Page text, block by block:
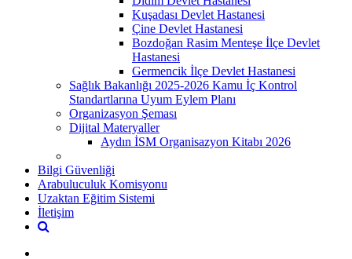
Kuşadası Devlet Hastanesi
Çine Devlet Hastanesi
Bozdoğan Rasim Menteşe İlçe Devlet
Hastanesi
Germencik İlçe Devlet Hastanesi
Sağlık Bakanlığı 2025-2026 Kamu İç Kontrol
Standartlarına Uyum Eylem Planı
Organizasyon Şeması
Dijital Materyaller
Aydın İSM Organisazyon Kitabı 2026
Bilgi Güvenliği
Arabuluculuk Komisyonu
Uzaktan Eğitim Sistemi
İletişim